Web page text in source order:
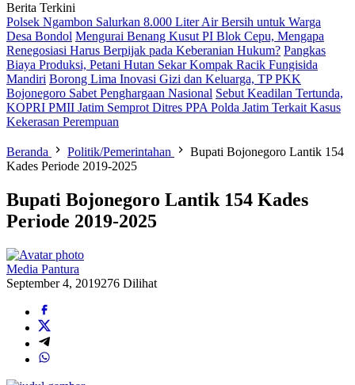
Berita Terkini
Polsek Ngambon Salurkan 8.000 Liter Air Bersih untuk Warga
Desa Bondol Mengurai Benang Kusut PI Blok Cepu, Mengapa
Renegosiasi Harus Berpijak pada Keberanian Hukum? Pangkas
Biaya Produksi, Petani Hutan Sekar Kompak Racik Fungisida
Mandiri Borong Lima Inovasi Gizi dan Keluarga, TP PKK
Bojonegoro Sabet Penghargaan Nasional Sebut Keadilan Tertunda,
KOPRI PMII Jatim Semprot Ditres PPA Polda Jatim Terkait Kasus
Kekerasan Perempuan
Beranda Politik/Pemerintahan
Bupati Bojonegoro Lantik 154
Kades Periode 2019-2025
Bupati Bojonegoro Lantik 154 Kades
Periode 2019-2025
Media Pantura
September 4, 2019276 Dilihat